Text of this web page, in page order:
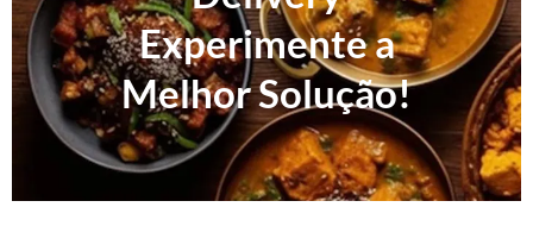
Experimente a
Melhor Solução!